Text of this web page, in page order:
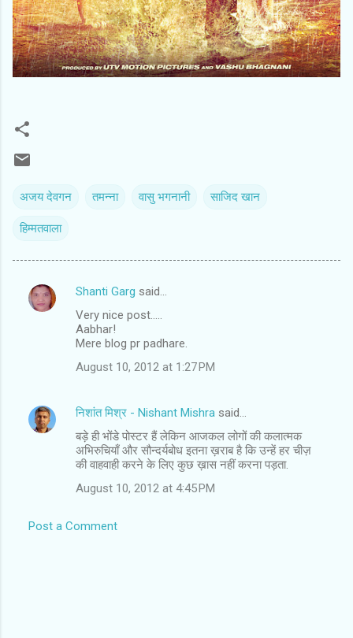
अजय देवगन तमन्‍ना वासु भगनानी साजिद खान
हिम्‍मतवाला
C
n
t
Shanti Garg said…
Very nice post.....
Aabhar!
Mere blog pr padhare.
August 10, 2012 at 1:27 PM
निशांत मिश्र - Nishant Mishra said…
बड़े ही भोंडे पोस्टर हैं लेकिन आजकल लोगों की कलात्मक
अभिरुचियाँ और सौन्दर्यबोध इतना ख़राब है कि उन्हें हर चीज़
की वाहवाही करने के लिए कुछ ख़ास नहीं करना पड़ता.
August 10, 2012 at 4:45 PM
Post a Comment